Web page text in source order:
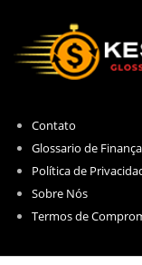
Contato
Glossario de
Política de
Sobre Nós
Termos de